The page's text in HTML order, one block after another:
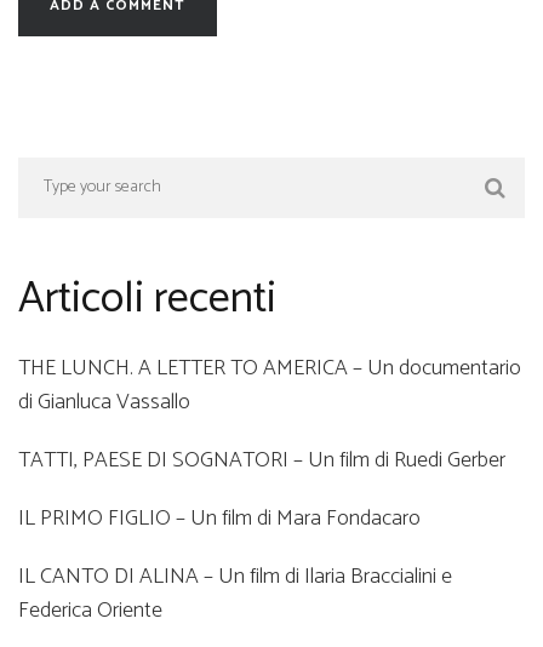
Articoli recenti
THE LUNCH. A LETTER TO AMERICA – Un documentario
di Gianluca Vassallo
TATTI, PAESE DI SOGNATORI – Un film di Ruedi Gerber
IL PRIMO FIGLIO – Un film di Mara Fondacaro
IL CANTO DI ALINA – Un film di Ilaria Braccialini e
Federica Oriente